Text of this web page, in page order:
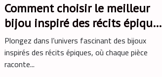
Comment choisir le meilleur
bijou inspiré des récits épiques
?
Plongez dans l’univers fascinant des bijoux
inspirés des récits épiques, où chaque pièce
raconte...